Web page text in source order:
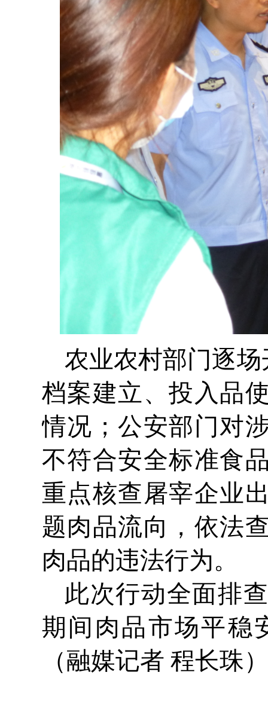
农业农村部门逐
档案建立、投入品
情况；公安部门对
不符合安全标准食
重点核查屠宰企业
题肉品流向，依法
肉品的违法行为。
此次行动全面排
期间肉品市场平稳
（融媒记者 程长珠）